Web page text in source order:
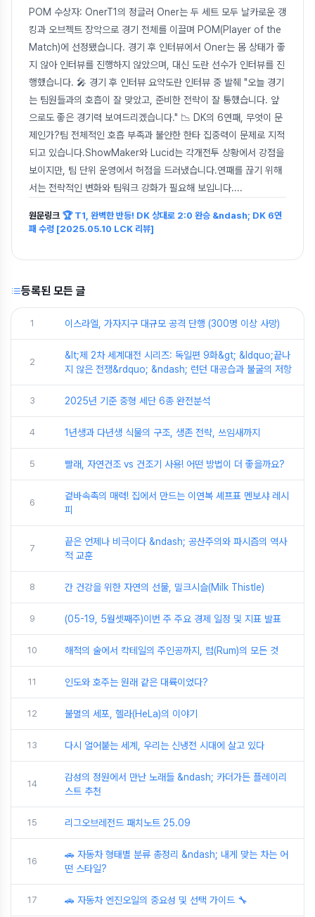
POM 수상자: OnerT1의 정글러 Oner는 두 세트 모두 날카로운 갱
킹과 오브젝트 장악으로 경기 전체를 이끌며 POM(Player of the
Match)에 선정됐습니다. 경기 후 인터뷰에서 Oner는 몸 상태가 좋
지 않아 인터뷰를 진행하지 않았으며, 대신 도란 선수가 인터뷰를 진
행했습니다. 🎤 경기 후 인터뷰 요약도란 인터뷰 중 발췌 "오늘 경기
는 팀원들과의 호흡이 잘 맞았고, 준비한 전략이 잘 통했습니다. 앞
으로도 좋은 경기력 보여드리겠습니다." 📉 DK의 6연패, 무엇이 문
제인가?팀 전체적인 호흡 부족과 불안한 한타 집중력이 문제로 지적
되고 있습니다.ShowMaker와 Lucid는 각개전투 상황에서 강점을
보이지만, 팀 단위 운영에서 허점을 드러냈습니다.연패를 끊기 위해
서는 전략적인 변화와 팀워크 강화가 필요해 보입니다....
원문링크 🏆 T1, 완벽한 반등! DK 상대로 2:0 완승 &ndash; DK 6연
패 수렁 [2025.05.10 LCK 리뷰]
등록된 모든 글
1 이스라엘, 가자지구 대규모 공격 단행 (300명 이상 사망)
2
&lt;제 2차 세계대전 시리즈: 독일편 9화&gt; &ldquo;끝나
지 않은 전쟁&rdquo; &ndash; 런던 대공습과 불굴의 저항
3 2025년 기준 중형 세단 6종 완전분석
4 1년생과 다년생 식물의 구조, 생존 전략, 쓰임새까지
5 빨래, 자연건조 vs 건조기 사용! 어떤 방법이 더 좋을까요?
6
겉바속촉의 매력! 집에서 만드는 이연복 셰프표 멘보샤 레시
피
7
끝은 언제나 비극이다 &ndash; 공산주의와 파시즘의 역사
적 교훈
8 간 건강을 위한 자연의 선물, 밀크시슬(Milk Thistle)
9 (05-19, 5월셋째주)이번 주 주요 경제 일정 및 지표 발표
10 해적의 술에서 칵테일의 주인공까지, 럼(Rum)의 모든 것
11 인도와 호주는 원래 같은 대륙이었다?
12 불멸의 세포, 헬라(HeLa)의 이야기
13 다시 얼어붙는 세계, 우리는 신냉전 시대에 살고 있다
14
감성의 정원에서 만난 노래들 &ndash; 카더가든 플레이리
스트 추천
15 리그오브레전드 패치노트 25.09
16
🚗 자동차 형태별 분류 총정리 &ndash; 내게 맞는 차는 어
떤 스타일?
17 🚗 자동차 엔진오일의 중요성 및 선택 가이드 🔧